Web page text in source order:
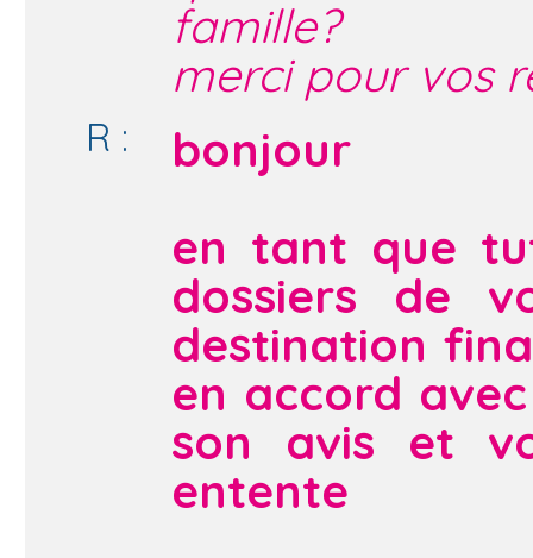
famille?
merci pour vos
R :
bonjour
en tant que
dossiers de
destination
en accord
son avis et
entente